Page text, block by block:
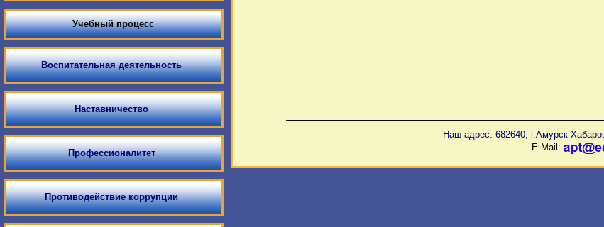
Учебный процесс
Воспитательная деятельность
Наставничество
Профессионалитет
Противодействие коррупции
Наш адрес: 682640, г.Амурск
E-Mail: